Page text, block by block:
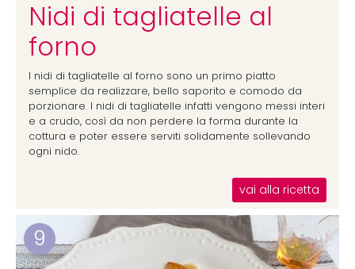
Nidi di tagliatelle al
forno
I nidi di tagliatelle al forno sono un primo piatto
semplice da realizzare, bello saporito e comodo da
porzionare. I nidi di tagliatelle infatti vengono messi interi
e a crudo, così da non perdere la forma durante la
cottura e poter essere serviti solidamente sollevando
ogni nido.
vai alla ricetta
9